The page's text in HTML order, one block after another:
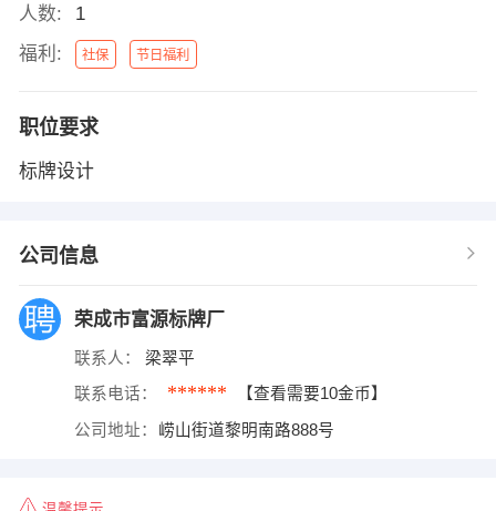
人数:
1
福利:
社保 节日福利
职位要求
标牌设计
公司信息
荣成市富源标牌厂
联系人： 梁翠平
联系电话： ****** 【查看需要10金币】
公司地址： 崂山街道黎明南路888号